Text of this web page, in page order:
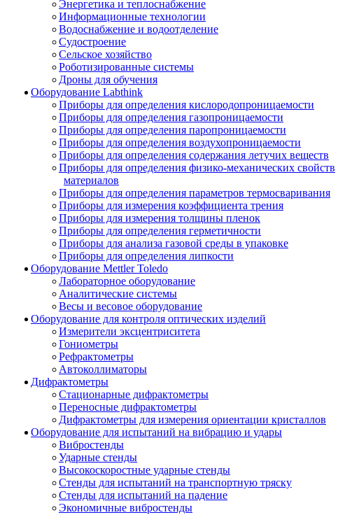
Энергетика и теплоснабжение
Информационные технологии
Водоснабжение и водоотделение
Судостроение
Сельское хозяйство
Роботизированные системы
Дроны для обучения
Оборудование Labthink
Приборы для определения кислородопроницаемости
Приборы для определения газопроницаемости
Приборы для определения паропроницаемости
Приборы для определения воздухопроницаемости
Приборы для определения содержания летучих веществ
Приборы для определения физико-механических свойств
материалов
Приборы для определения параметров термосваривания
Приборы для измерения коэффициента трения
Приборы для измерения толщины пленок
Приборы для определения герметичности
Приборы для анализа газовой среды в упаковке
Приборы для определения липкости
Оборудование Mettler Toledo
Лабораторное оборудование
Аналитические системы
Весы и весовое оборудование
Оборудование для контроля оптических изделий
Измерители эксцентриситета
Гониометры
Рефрактометры
Автоколлиматоры
Дифрактометры
Стационарные дифрактометры
Переносные дифрактометры
Дифрактометры для измерения ориентации кристаллов
Оборудование для испытаний на вибрацию и удары
Вибростенды
Ударные стенды
Высокоскоростные ударные стенды
Стенды для испытаний на транспортную тряску
Стенды для испытаний на падение
Экономичные вибростенды